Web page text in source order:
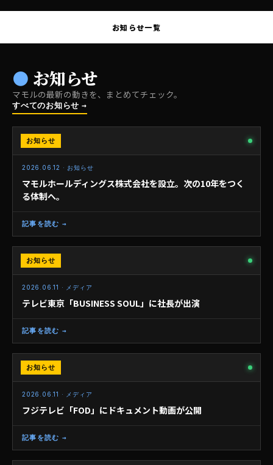
お知らせ一覧
● お知らせ
マモルの最新の動きを、まとめてチェック。
すべてのお知らせ →
お知らせ
NEW
2026.06.12 · お知らせ
マモルホールディングス株式会社を設立。次の10年をつく
る体制へ。
記事を読む →
お知らせ
2026.06.11 · メディア
テレビ東京「BUSINESS SOUL」に社長が出演
記事を読む →
お知らせ
2026.06.11 · メディア
フジテレビ「FOD」にドキュメント動画が公開
記事を読む →